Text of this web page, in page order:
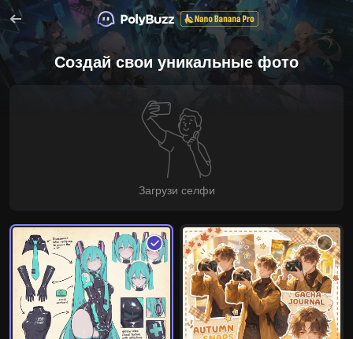
Создай свои уникальные фото
Загрузи селфи